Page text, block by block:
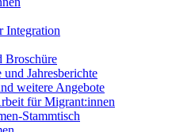
Integration
Broschüre
Jahresberichte
weitere Angebote
für Migrant:innen
Stammtisch